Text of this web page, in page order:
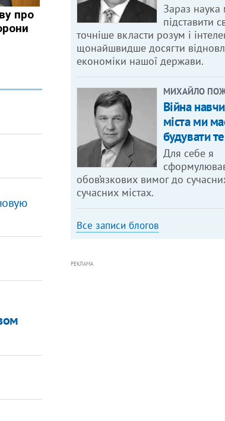
Зараз наука
підставити
точніше вкласти розум і
щонайшвидше досягти
економіки нашої держави.
МИХАЙЛО
Війна
міста ми
будувати
Для себе я
обов’язкових вимог до
сучасних містах.
Все записи блогов
РЕКЛАМА